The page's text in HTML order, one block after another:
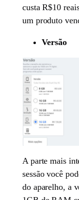
custa R$10
um produto
Versão
A parte mais
sessão você
do aparelho, a